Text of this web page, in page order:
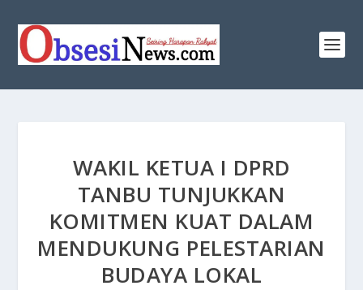
WAKIL KETUA I DPRD
TANBU TUNJUKKAN
KOMITMEN KUAT DALAM
MENDUKUNG PELESTARIAN
BUDAYA LOKAL